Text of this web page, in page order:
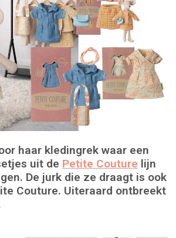
haar kledingrek waar een
uit de Petite Couture lijn
De jurk die ze draagt is ook
Couture. Uiteraard ontbreekt